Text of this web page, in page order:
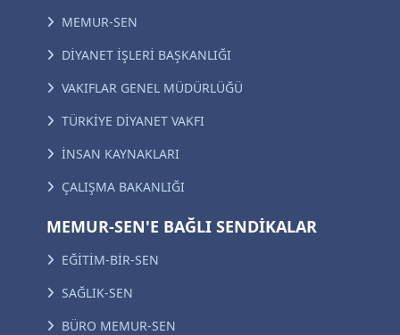
MEMUR-SEN
DİYANET İŞLERİ BAŞKANLIĞI
VAKIFLAR GENEL MÜDÜRLÜĞÜ
TÜRKİYE DİYANET VAKFI
İNSAN KAYNAKLARI
ÇALIŞMA BAKANLIĞI
MEMUR-SEN'E BAĞLI SENDİKALAR
EĞİTİM-BİR-SEN
SAĞLIK-SEN
BÜRO MEMUR-SEN